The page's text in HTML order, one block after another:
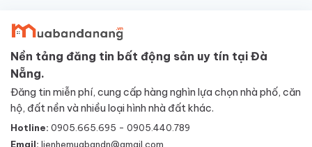
Nền tảng đăng tin bất động sản uy tín tại Đà
Nẵng.
Đăng tin miễn phí, cung cấp hàng nghìn lựa chọn nhà phố, căn
hộ, đất nền và nhiều loại hình nhà đất khác.
Hotline: 0905.665.695 - 0905.440.789
Email: lienhemuabandn@gmail.com